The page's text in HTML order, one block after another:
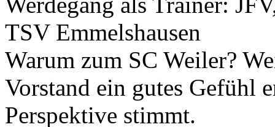
TSV Emmelshausen
Warum zum SC Weiler?
Vorstand ein gutes Gefühl
Perspektive stimmt.